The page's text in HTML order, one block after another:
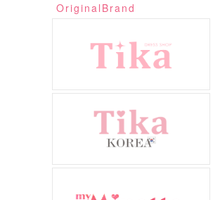
OriginalBrand